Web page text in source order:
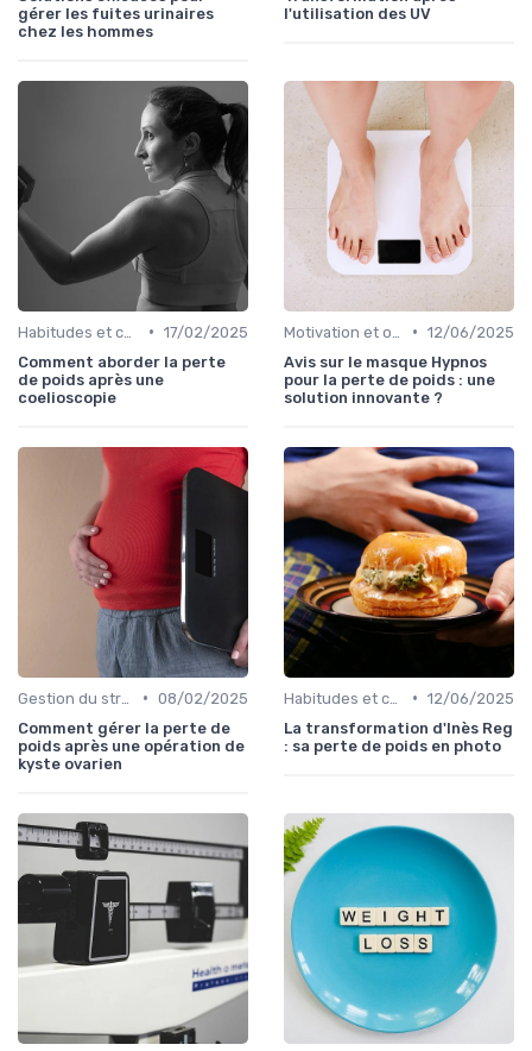
gérer les fuites urinaires
chez les hommes
l'utilisation des UV
• 17/02/2025
Comment aborder la perte
de poids après une
coelioscopie
• 12/06/2025
Avis sur le masque Hypnos
pour la perte de poids : une
solution innovante ?
• 08/02/2025
Comment gérer la perte de
poids après une opération de
kyste ovarien
• 12/06/2025
La transformation d'Inès Reg
: sa perte de poids en photo